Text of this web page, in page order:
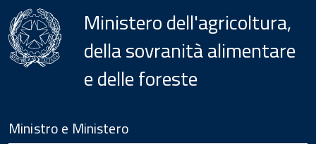
Ministero dell'agricoltura,
della sovranità alimentare
e delle foreste
Footer
Ministro e Ministero